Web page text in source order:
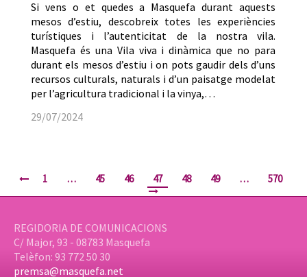
Si vens o et quedes a Masquefa durant aquests
mesos d’estiu, descobreix totes les experiències
turístiques i l’autenticitat de la nostra vila.
Masquefa és una Vila viva i dinàmica que no para
durant els mesos d’estiu i on pots gaudir dels d’uns
recursos culturals, naturals i d’un paisatge modelat
per l’agricultura tradicional i la vinya,…
29/07/2024
1 … 45 46 47 48 49 … 570
REGIDORIA DE COMUNICACIONS
C/ Major, 93 - 08783 Masquefa
Telèfon: 93 772 50 30
premsa@masquefa.net